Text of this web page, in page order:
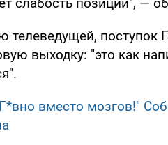
слабость позиции", —
телеведущей, поступок
выходку: "это как
вместо мозгов!"